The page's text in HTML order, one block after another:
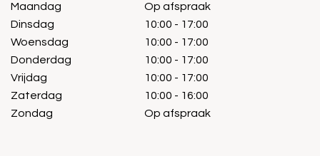
Maandag
Dinsdag
Woensdag
Donderdag
Vrijdag
Zaterdag
Zondag
Op afspraak
10:00 - 17:00
10:00 - 17:00
10:00 - 17:00
10:00 - 17:00
10:00 - 16:00
Op afspraak